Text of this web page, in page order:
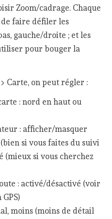
Zoom/cadrage. Chaque
faire défiler les
gauche/droite ; et les
pour bouger la
Carte, on peut régler :
: nord en haut ou
: afficher/masquer
si vous faites du suivi
(mieux si vous cherchez
: activé/désactivé (voir
moins (moins de détail